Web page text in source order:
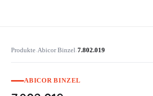
Produkte›Abicor Binzel›7.802.019
ABICOR BINZEL